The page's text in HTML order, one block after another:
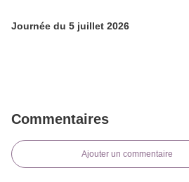
Journée du 5 juillet 2026
Commentaires
Ajouter un commentaire